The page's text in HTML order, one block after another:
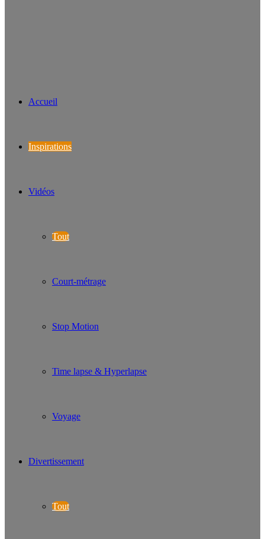
Accueil
Inspirations
Vidéos
Tout
Court-métrage
Stop Motion
Time lapse & Hyperlapse
Voyage
Divertissement
Tout